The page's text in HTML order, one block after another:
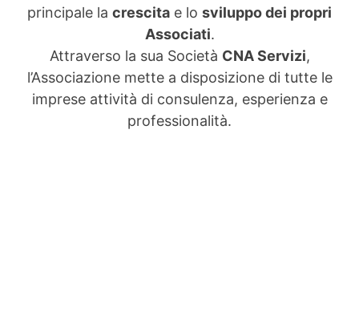
principale la crescita e lo sviluppo dei propri
Associati.
Attraverso la sua Società CNA Servizi,
l’Associazione mette a disposizione di tutte le
imprese attività di consulenza, esperienza e
professionalità.